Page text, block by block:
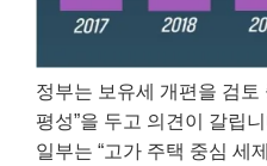
정부는 보유세 개편을 검토
평성”을 두고 의견이 갈립
일부는 “고가 주택 중심 세